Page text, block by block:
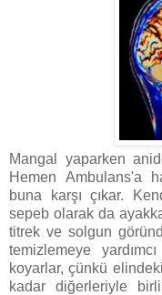
Mangal yaparken
Hemen Ambulans'a
buna karşı çıkar.
sepeb olarak da
titrek ve solgun
temizlemeye
koyarlar, çünkü
kadar diğerleriyle